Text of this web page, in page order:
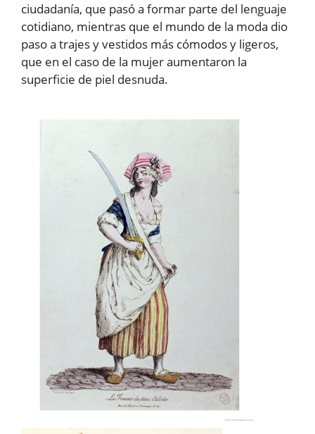
ciudadanía, que pasó a formar parte del lenguaje
cotidiano, mientras que el mundo de la moda dio
paso a trajes y vestidos más cómodos y ligeros,
que en el caso de la mujer aumentaron la
superficie de piel desnuda.